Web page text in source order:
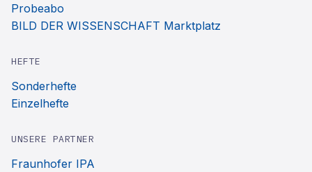
Probeabo
BILD DER WISSENSCHAFT Marktplatz
HEFTE
Sonderhefte
Einzelhefte
UNSERE PARTNER
Fraunhofer IPA